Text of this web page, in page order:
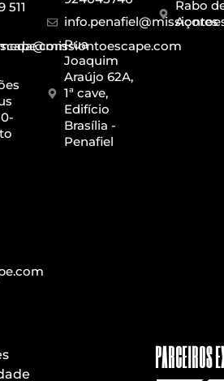
511
Rua
Joaquim
Araújo 62A,
1ª cave,
Edifício
Brasília -
Penafiel
Rabo
Açores
PARCEIROS